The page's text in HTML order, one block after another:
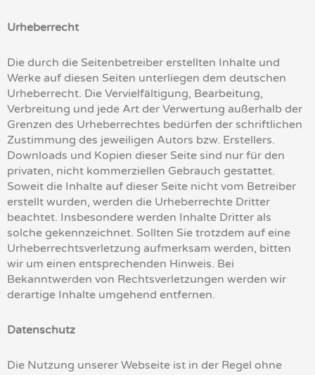
Urheberrecht
Die durch die Seitenbetreiber erstellten Inhalte und
Werke auf diesen Seiten unterliegen dem deutschen
Urheberrecht. Die Vervielfältigung, Bearbeitung,
Verbreitung und jede Art der Verwertung außerhalb der
Grenzen des Urheberrechtes bedürfen der schriftlichen
Zustimmung des jeweiligen Autors bzw. Erstellers.
Downloads und Kopien dieser Seite sind nur für den
privaten, nicht kommerziellen Gebrauch gestattet.
Soweit die Inhalte auf dieser Seite nicht vom Betreiber
erstellt wurden, werden die Urheberrechte Dritter
beachtet. Insbesondere werden Inhalte Dritter als
solche gekennzeichnet. Sollten Sie trotzdem auf eine
Urheberrechtsverletzung aufmerksam werden, bitten
wir um einen entsprechenden Hinweis. Bei
Bekanntwerden von Rechtsverletzungen werden wir
derartige Inhalte umgehend entfernen.
Datenschutz
Die Nutzung unserer Webseite ist in der Regel ohne